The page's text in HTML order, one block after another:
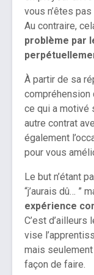
vous n’êtes
Au contraire,
problème par
À partir de sa
compréhension
ce qui a motivé
autre contrat
également
pour vous
Le but n’étant
“j’aurais dû… ”
expérience
C’est d’ailleurs
vise
mais seulement
façon de faire.